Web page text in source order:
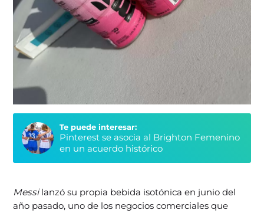
Te puede interesar:
Pinterest se asocia al Brighton Femenino
en un acuerdo histórico
Messilanzó su propia bebida isotónica en junio del
año pasado, uno de los negocios comerciales que